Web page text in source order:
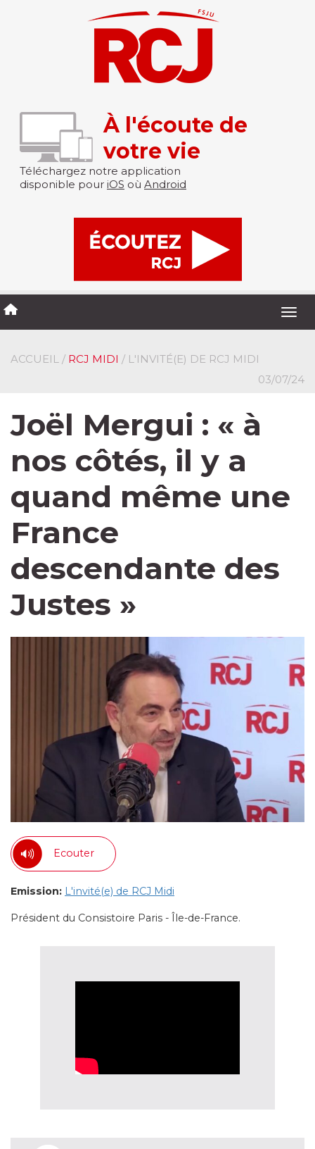
À l'écoute de
votre vie
Téléchargez notre application
disponible pour iOS où Android
ACCUEIL / RCJ MIDI / L'INVITÉ(E) DE RCJ MIDI
03/07/24
Joël Mergui : « à
nos côtés, il y a
quand même une
France
descendante des
Justes »
Ecouter
Emission: L'invité(e) de RCJ Midi
Président du Consistoire Paris - Île-de-France.